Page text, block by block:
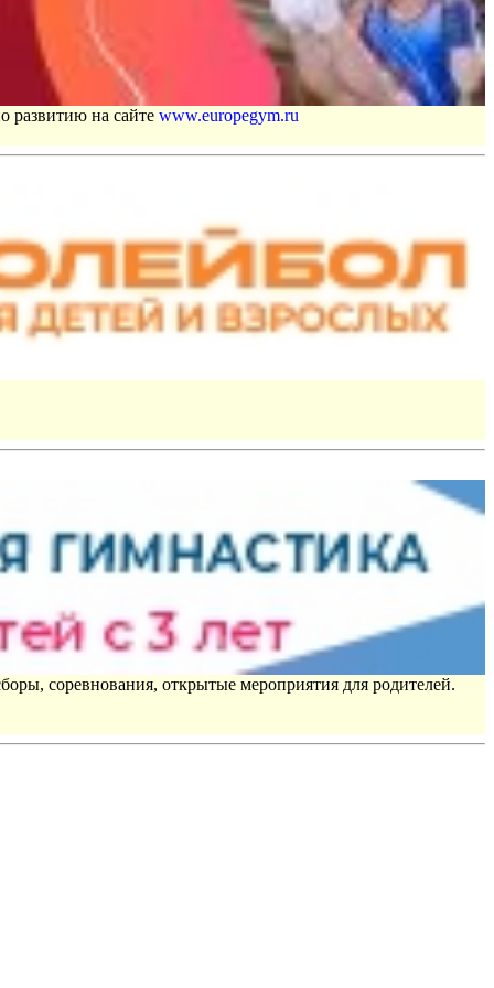
развитию на сайте www.europegym.ru
соревнования, открытые мероприятия для родителей.